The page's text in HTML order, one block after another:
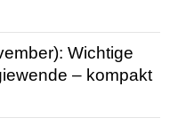
Wichtige
– kompakt